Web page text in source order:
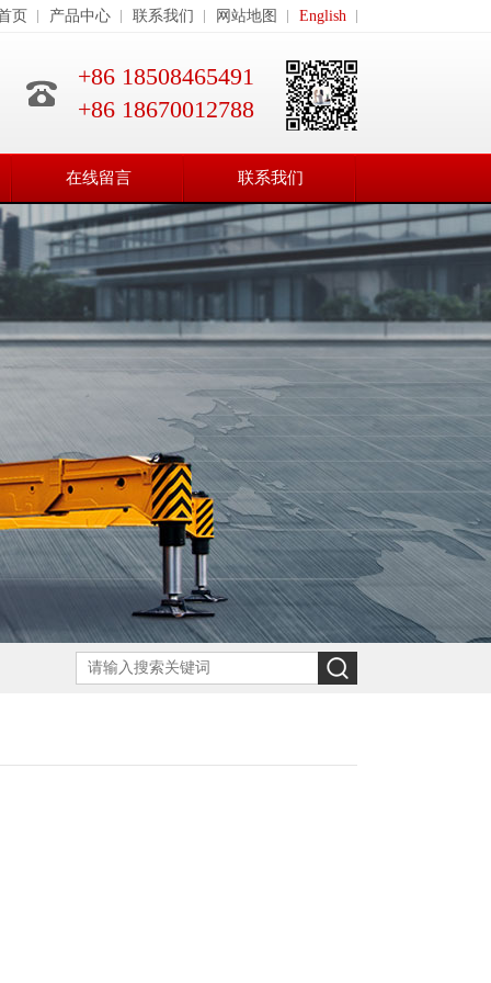
页 产品中心 联系我们 网站地图 English
+86 18508465491
+86 18670012788
在线留言 联系我们